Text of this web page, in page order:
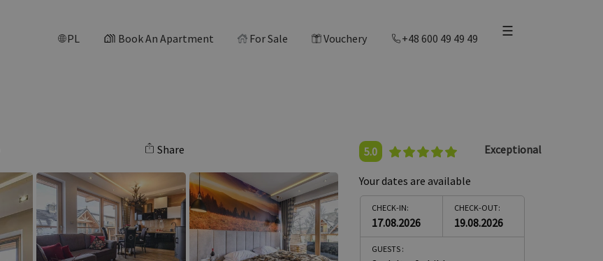
PL Book An Apartment For Sale Vouchery +48 600 49 49 49 ☰
Share 5.0 Exceptional
Your dates are available
CHECK-IN:
17.08.2026
CHECK-OUT:
19.08.2026
GUESTS :